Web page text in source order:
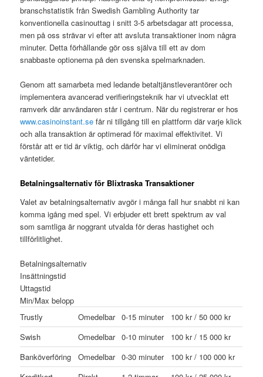
branschstatistik från Swedish Gambling Authority tar
konventionella casinouttag i snitt 3-5 arbetsdagar att processa,
men på oss strävar vi efter att avsluta transaktioner inom några
minuter. Detta förhållande gör oss själva till ett av dom
snabbaste optionerna på den svenska spelmarknaden.
Genom att samarbeta med ledande betaltjänstleverantörer och
implementera avancerad verifieringsteknik har vi utvecklat ett
ramverk där användaren står i centrum. När du registrerar er hos
www.casinoinstant.se får ni tillgång till en plattform där varje klick
och alla transaktion är optimerad för maximal effektivitet. Vi
förstår att er tid är viktig, och därför har vi eliminerat onödiga
väntetider.
Betalningsalternativ för Blixtraska Transaktioner
Valet av betalningsalternativ avgör i många fall hur snabbt ni kan
komma igång med spel. Vi erbjuder ett brett spektrum av val
som samtliga är noggrant utvalda för deras hastighet och
tillförlitlighet.
Betalningsalternativ
Insättningstid
Uttagstid
Min/Max belopp
Trustly
Omedelbar 0-15 minuter
100 kr / 50 000 kr
Swish
Omedelbar 0-10 minuter
100 kr / 15 000 kr
Banköverföring
Omedelbar 0-30 minuter
100 kr / 100 000 kr